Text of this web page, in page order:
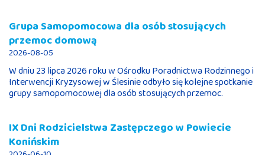
Grupa Samopomocowa dla osób stosujących
przemoc domową
2026-08-05
W dniu 23 lipca 2026 roku w Ośrodku Poradnictwa Rodzinnego i
Interwencji Kryzysowej w Ślesinie odbyło się kolejne spotkanie
grupy samopomocowej dla osób stosujących przemoc.
IX Dni Rodzicielstwa Zastępczego w Powiecie
Konińskim